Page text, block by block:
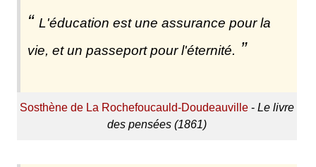
L'éducation est une assurance pour la
vie, et un passeport pour l'éternité.
Sosthène de La Rochefoucauld-Doudeauville- Le livre
des pensées (1861)